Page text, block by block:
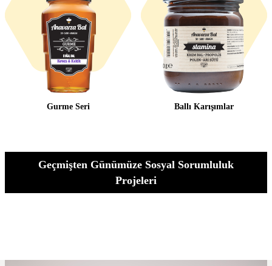
Gurme Seri Ballı Karışımlar
Geçmişten Günümüze Sosyal Sorumluluk
Projeleri